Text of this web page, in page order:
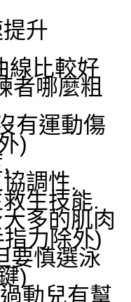
升
線比較好
者哪麼粗
有運動傷
)
調性.
生技能.
多的肌肉
力除外)
要慎選泳
)
動兒有幫